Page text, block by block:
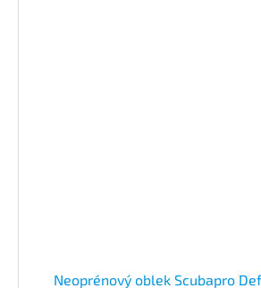
Neoprénový oblek Scubapro